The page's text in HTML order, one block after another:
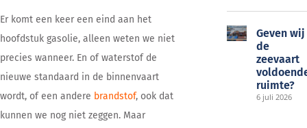
Er komt een keer een eind aan het
hoofdstuk gasolie, alleen weten we niet
precies wanneer. En of waterstof de
nieuwe standaard in de binnenvaart
wordt, of een andere brandstof, ook dat
kunnen we nog niet zeggen. Maar
Geven wij
de
zeevaart
ruimte?
6 juli 2026